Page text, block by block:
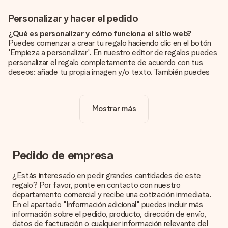
Personalizar y hacer el pedido
¿Qué es personalizar y cómo funciona el sitio web?
Puedes comenzar a crear tu regalo haciendo clic en el botón
'Empieza a personalizar'. En nuestro editor de regalos puedes
personalizar el regalo completamente de acuerdo con tus
deseos: añade tu propia imagen y/o texto. También puedes
¿La personalización está incluida en el precio?
El precio que se muestra en el sitio web incluye la
¿Cómo puedo saber si mi imagen tiene la calidad
adecuada?
satisfecho con tu regalo. Por eso es importante utilizar fotos
de alta calidad. Si no estás seguro de la calidad de la imagen,
ponte en contacto con nuestro equipo de atención al cliente e
incluye la foto junto con el regalo que te interesa encargar.
Ellos podrán comprobar la calidad por ti.
Mostrar más
Pedido de empresa
¿Estás interesado en pedir grandes cantidades de este
regalo? Por favor, ponte en contacto con nuestro
departamento comercial y recibe una cotización inmediata.
En el apartado "Información adicional" puedes incluir más
información sobre el pedido, producto, dirección de envío,
datos de facturación o cualquier información relevante del